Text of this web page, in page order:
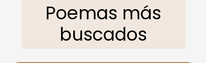
Poemas más
buscados